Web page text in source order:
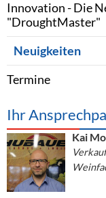
Innovation - Die
"DroughtMaster"
Neuigkeiten
Termine
Ihr
Kai